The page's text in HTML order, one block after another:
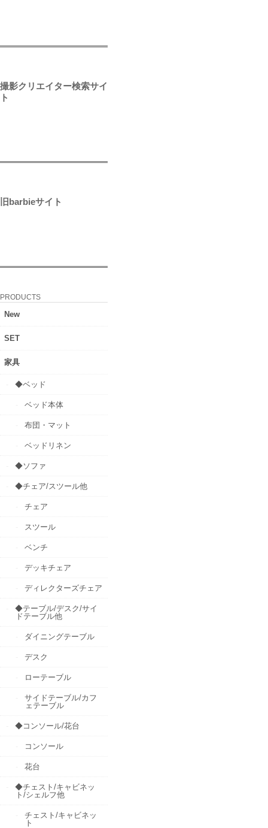
撮影クリエイター検索サイ
ト
旧barbieサイト
PRODUCTS
New
SET
家具
◆ベッド
ベッド本体
布団・マット
ベッドリネン
◆ソファ
◆チェア/スツール他
チェア
スツール
ベンチ
デッキチェア
ディレクターズチェア
◆テーブル/デスク/サイ
ドテーブル他
ダイニングテーブル
デスク
ローテーブル
サイドテーブル/カフ
ェテーブル
◆コンソール/花台
コンソール
花台
◆チェスト/キャビネッ
ト/シェルフ他
チェスト/キャビネッ
ト